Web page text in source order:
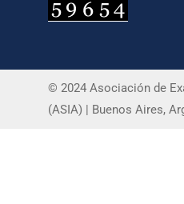
© 2024 Asociación de
(ASIA) | Buenos Aires,